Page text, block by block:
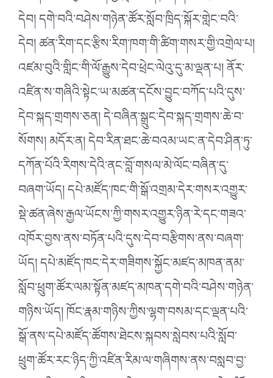
དེབ། དགེ་བའི་བཤེས་གཉེན་ཚོར་སློབ་ཁྲིད་སྐོར་གླེང་བའི་
དེབ། ཚན་རིག་དང་རྩིས་རིག་ཁག་གི་ཚིག་གསར་གྱི་འགྲེལ་པ།
འཛམ་བུའི་གླིང་གི་ལོ་རྒྱུས་དེབ་ཕྲེང་ལེའུ་དུ་མ་ལྡན་པ། ནོར་
འཛིན་ས་གཞིའི་སྟེང་ཡ་མཚན་དངོས་བྱུང་བཀོད་པའི་དུས་
དེབ་སྐད་གྲགས་ཅན། དེ་བཞིན་སྒྲུང་དེབ་སྐད་གྲགས་ཆེ་བ་
སོགས། མདོར་ན། དེབ་རིན་ཐང་ཆེ་བའམ་ཡང་ན་དེབ་ཤིན་ཏུ་
དཀོན་པོའི་རིགས་དེའི་ནང་བློ་གསལ་མེ་ལོང་བཞིན་དུ་
བཞག་ཡོད། དཔེ་མཛོད་ཁང་གི་སྒོ་འགྲམ་དེར་གསར་འགྱུར་
སྡེ་ཚན་ཞེས་རྒྱལ་ཡོངས་ཀྱི་གསར་འགྱུར་ཉིན་རེ་དང་གཟའ་
འཁོར་བྱས་ནས་བཏོན་པའི་དུས་དེབ་བརྩིགས་ནས་བཞག་
ཡོད། དཔེ་མཛོད་ཁང་དེར་གཟིགས་སྐྱོང་མཛད་མཁན་ནམ་
སློབ་ཕྲུག་ཚོར་ལམ་སྟོན་མཛད་མཁན་དགེ་བའི་བཤེས་གཉེན་
གཉིས་ཡོད། ཁོང་རྣམ་གཉིས་ཀྱིས་ལྷག་བསམ་དང་ལྡན་པའི་
སྒོ་ནས་དཔེ་མཛོད་ཚོགས་ཐེངས་སྐབས་སླེབས་པའི་སློབ་
ཕྲུག་ཚོར་རང་ཉིད་ཀྱི་འཛིན་རིམ་ལ་གཞིགས་ནས་བསླབ་བྱ་